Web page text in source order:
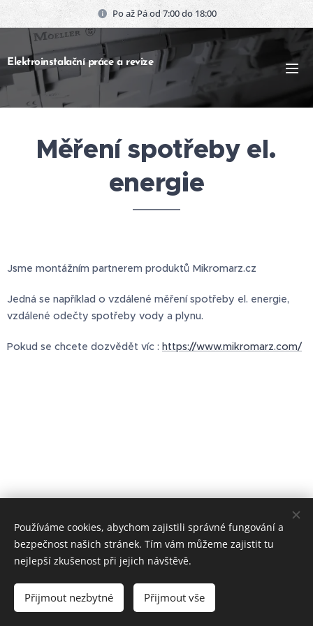
Po až Pá od 7:00 do 18:00
Elektroinstalační práce a revize
Měření spotřeby el.
energie
Jsme montážním partnerem produktů Mikromarz.cz
Jedná se například o vzdálené měření spotřeby el. energie,
vzdálené odečty spotřeby vody a plynu.
Pokud se chcete dozvědět víc : https://www.mikromarz.com/
IČO: 09250395
Používáme cookies, abychom zajistili správné fungování a
bezpečnost našich stránek. Tím vám můžeme zajistit tu
nejlepší zkušenost při jejich návštěvě.
Přijmout nezbytné Přijmout vše